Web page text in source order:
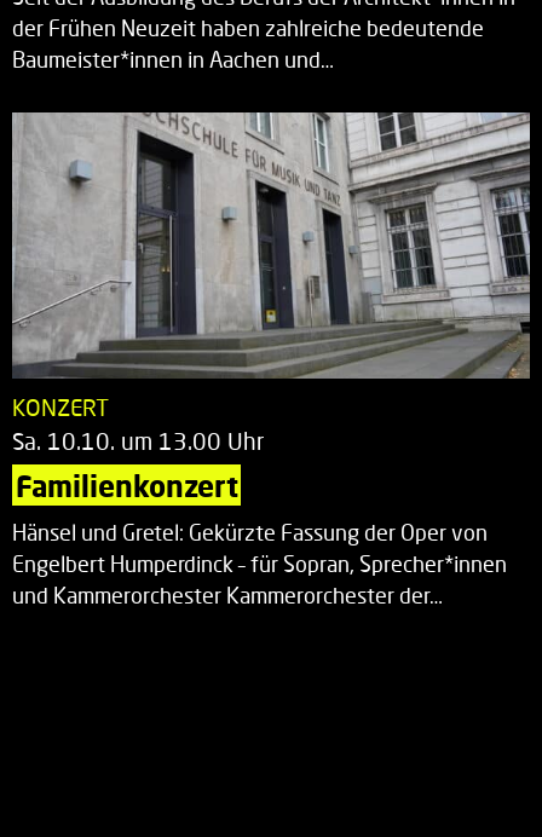
der Frühen Neuzeit haben zahlreiche bedeutende
Baumeister*innen in Aachen und…
KONZERT
Sa. 10.10. um 13.00 Uhr
Familienkonzert
Hänsel und Gretel: Gekürzte Fassung der Oper von
Engelbert Humperdinck – für Sopran, Sprecher*innen
und Kammerorchester Kammerorchester der…